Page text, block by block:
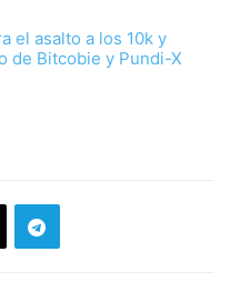
el asalto a los 10k y
de Bitcobie y Pundi-X